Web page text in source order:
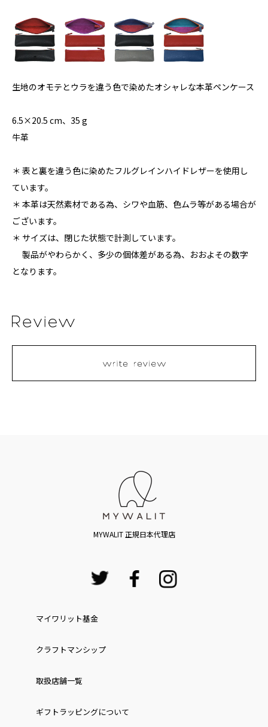
生地のオモテとウラを違う色で染めたオシャレな本革ペンケース
6.5×20.5 cm、35 g
牛革
＊ 表と裏を違う色に染めたフルグレインハイドレザーを使用し
ています。
＊ 本革は天然素材である為、シワや血筋、色ムラ等がある場合が
ございます。
＊ サイズは、閉じた状態で計測しています。
製品がやわらかく、多少の個体差がある為、おおよその数字
となります。
MYWALIT 正規日本代理店
マイワリット基金
クラフトマンシップ
取扱店舗一覧
ギフトラッピングについて